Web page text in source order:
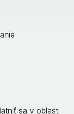
sa v oblasti